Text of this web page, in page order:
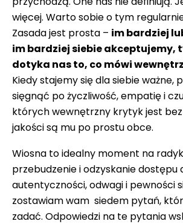
więcej. Warto sobie o tym
Zasada jest prosta – im bardziej
im bardziej siebie akceptujemy,
dotyka nas to, co mówi
Kiedy stajemy się dla siebie ważne,
sięgnąć po życzliwość, empatię i
których wewnętrzny krytyk jest bez
jakości są mu po prostu obce.
Wiosna to idealny moment na
przebudzenie i odzyskanie dostępu
autentyczności, odwagi i pewności
zostawiam wam siedem pytań,
zadać. Odpowiedzi na te pytania